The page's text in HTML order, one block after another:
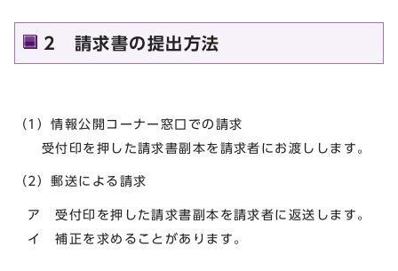
2 請求書の提出方法
（1）情報公開コーナー窓口での請求
受付印を押した請求書副本を請求者にお渡しします。
（2）郵送による請求
ア 受付印を押した請求書副本を請求者に返送します。
イ 補正を求めることがあります。